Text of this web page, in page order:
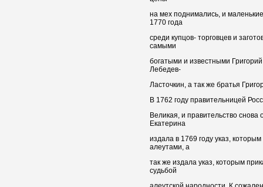
на мех поднимались, и
1770 года
среди купцов- торговцев и
самыми
богатыми и известными
Лебедев-
Ласточкин, а так же братья
В 1762 году правительницей
Великая, и правительство
Екатерина
издала в 1769 году указ,
алеутами, а
так же издала указ, которым
судьбой